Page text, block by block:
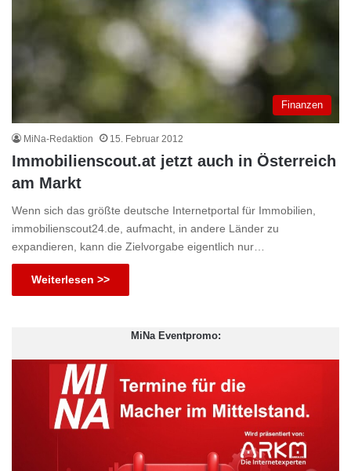
Finanzen
MiNa-Redaktion 15. Februar 2012
Immobilienscout.at jetzt auch in Österreich
am Markt
Wenn sich das größte deutsche Internetportal für Immobilien,
immobilienscout24.de, aufmacht, in andere Länder zu
expandieren, kann die Zielvorgabe eigentlich nur…
Weiterlesen >>
MiNa Eventpromo: